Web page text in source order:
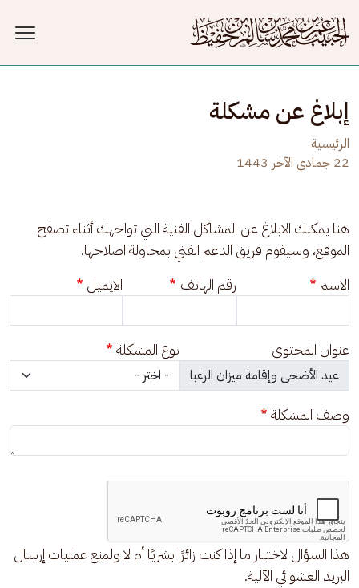
إبلاغ عن مشكلة
الرئيسية
22 جمادى الآخر 1443
هنا يمكنك الابلاغ عن المشاكل الفنية التي تواجهك أثناء تصفح
الموقع، وسيقوم فريق الدعم الفني بمحاولة اصلاحها.
الاسم
رقم الهاتف الايميل
عنوان المحتوى نوع المشكلة
وصف المشكلة
هذا السؤال لاختبار ما إذا كنت زائرًا بشريًا أم لا ولمنع عمليات إرسال
البريد العشوائي الآلية.